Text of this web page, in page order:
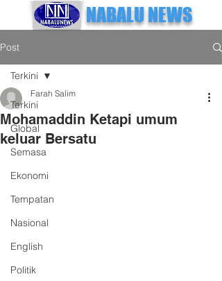
NABALU NEWS
Post
Terkini
Global
Semasa
Ekonomi
Tempatan
Nasional
English
Politik
Terkini
Mohamaddin Ketapi umum
keluar Bersatu
Farah Salim